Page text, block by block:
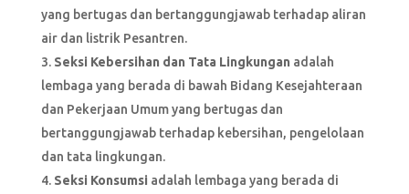
yang bertugas dan bertanggungjawab terhadap aliran
air dan listrik Pesantren.
Seksi Kebersihan dan Tata Lingkungan adalah
lembaga yang berada di bawah Bidang Kesejahteraan
dan Pekerjaan Umum yang bertugas dan
bertanggungjawab terhadap kebersihan, pengelolaan
dan tata lingkungan.
Seksi Konsumsi adalah lembaga yang berada di